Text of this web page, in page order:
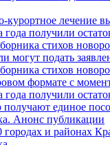
курортное
получили
стихов
могут подать
стихов
формате с
получили
единое
Анонс публикации
и районах